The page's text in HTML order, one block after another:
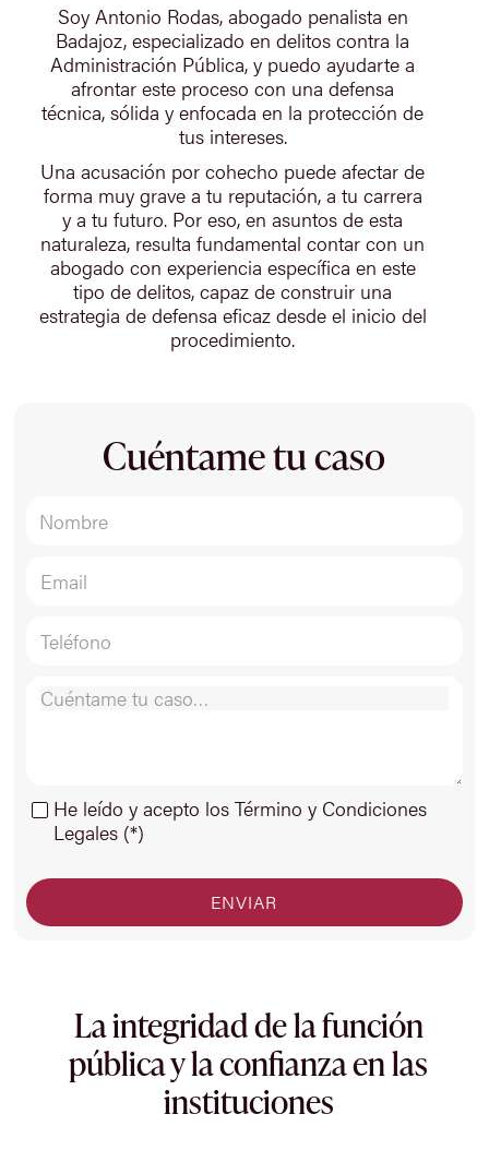
Soy Antonio Rodas, abogado penalista en
Badajoz, especializado en delitos contra la
Administración Pública, y puedo ayudarte a
afrontar este proceso con una defensa
técnica, sólida y enfocada en la protección de
tus intereses.
Una acusación por cohecho puede afectar de
forma muy grave a tu reputación, a tu carrera
y a tu futuro. Por eso, en asuntos de esta
naturaleza, resulta fundamental contar con un
abogado con experiencia específica en este
tipo de delitos, capaz de construir una
estrategia de defensa eficaz desde el inicio del
procedimiento.
Cuéntame tu caso
He leído y acepto los Término y Condiciones
Legales (*)
La integridad de la función
pública y la confianza en las
instituciones